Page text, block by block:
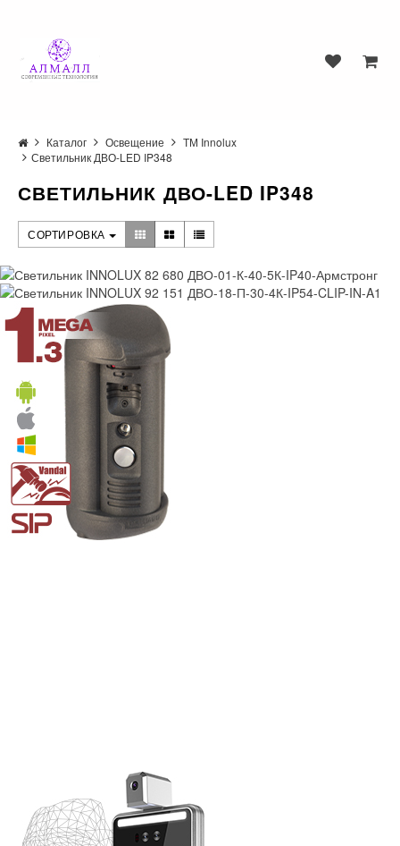
Каталог Освещение
ТМ Innolux
Светильник ДВО-LED IP348
СВЕТИЛЬНИК ДВО-LED IP348
СОРТИРОВКА